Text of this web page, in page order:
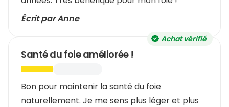
Écrit par Anne
Achat vérifié
Santé du foie améliorée !
Bon pour maintenir la santé du foie
naturellement. Je me sens plus léger et plus